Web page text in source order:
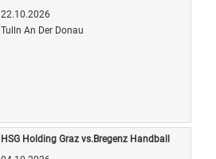
22.10.2026
Tulln An Der Donau
HSG Holding Graz vs.Bregenz Handball